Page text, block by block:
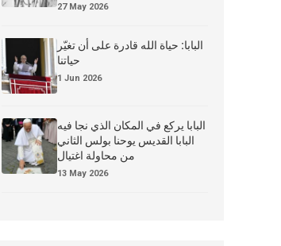
27 May 2026
البابا: حياة الله قادرة على أن تغيّر
حياتنا
1 Jun 2026
البابا يركع في المكان الذي نجا فيه
البابا القديس يوحنا بولس الثاني
من محاولة اغتيال
13 May 2026